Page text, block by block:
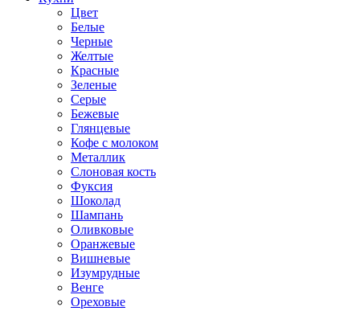
Цвет
Белые
Черные
Желтые
Красные
Зеленые
Серые
Бежевые
Глянцевые
Кофе с молоком
Металлик
Слоновая кость
Фуксия
Шоколад
Шампань
Оливковые
Оранжевые
Вишневые
Изумрудные
Венге
Ореховые